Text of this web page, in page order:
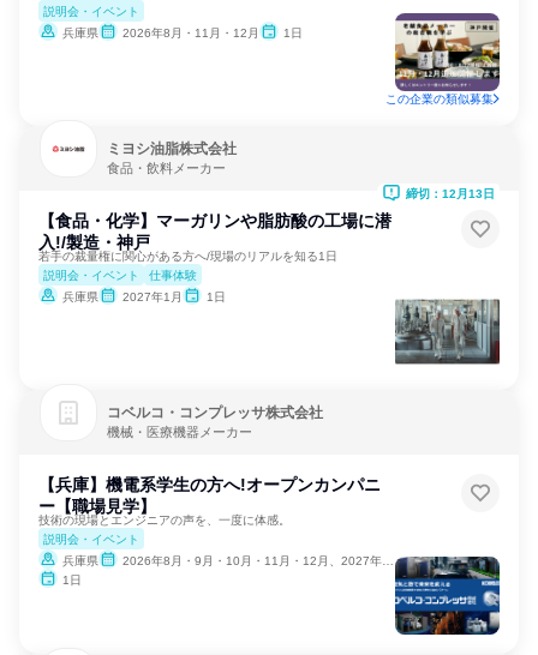
説明会・イベント
兵庫県
2026年8月・11月・12月 1日
この企業の類似募集
ミヨシ油脂株式会社
食品・飲料メーカー
【食品・化学】マーガリンや脂肪酸の工場に潜
入!/製造・神戸
若手の裁量権に関心がある方へ/現場のリアルを知る1日
説明会・イベント
仕事体験
兵庫県
2027年1月 1日
締切：12月13日
コベルコ・コンプレッサ株式会社
機械・医療機器メーカー
【兵庫】機電系学生の方へ!オープンカンパニ
ー【職場見学】
技術の現場とエンジニアの声を、一度に体感。
説明会・イベント
兵庫県
2026年8月・9月・10月・11月・12月、2027年1月
1日